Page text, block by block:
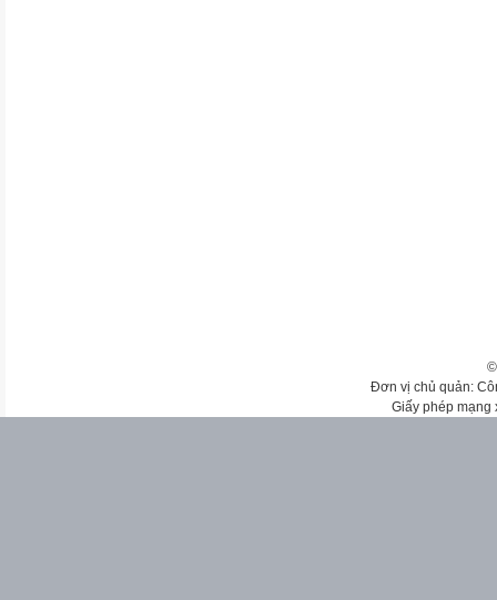
Đơn vị chủ quản:
Giấy phép mạng